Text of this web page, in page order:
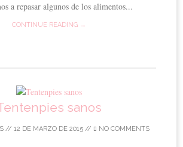
a repasar algunos de los alimentos...
CONTINUE READING →
sanos
// 12 DE MARZO DE 2015 // NO COMMENTS